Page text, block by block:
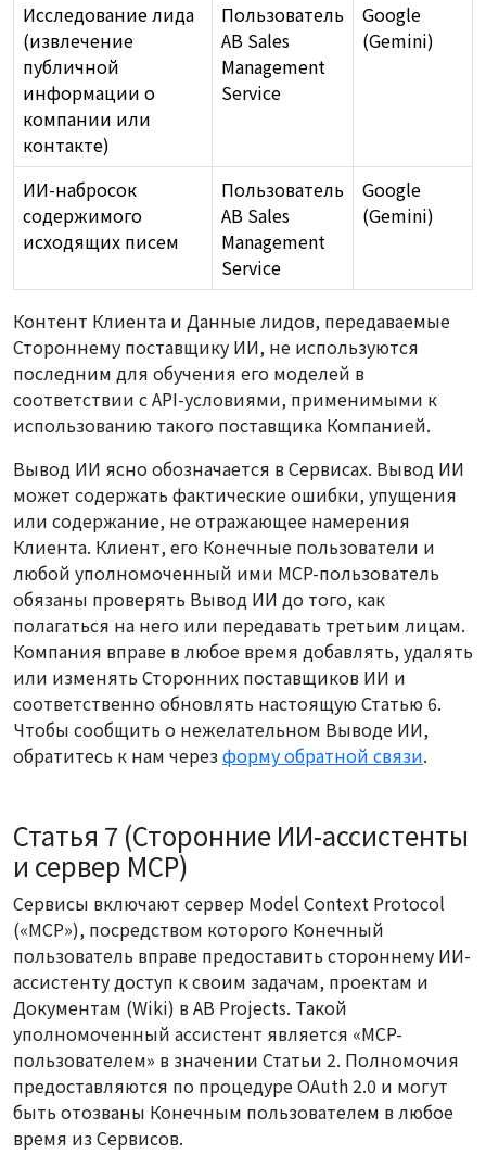
Исследование лида
(извлечение
публичной
информации о
компании или
контакте)
Пользователь
AB Sales
Management
Service
Google
(Gemini)
ИИ-набросок
содержимого
исходящих писем
Пользователь
AB Sales
Management
Service
Google
(Gemini)
Контент Клиента и Данные лидов, передаваемые
Стороннему поставщику ИИ, не используются
последним для обучения его моделей в
соответствии с API-условиями, применимыми к
использованию такого поставщика Компанией.
Вывод ИИ ясно обозначается в Сервисах. Вывод ИИ
может содержать фактические ошибки, упущения
или содержание, не отражающее намерения
Клиента. Клиент, его Конечные пользователи и
любой уполномоченный ими MCP-пользователь
обязаны проверять Вывод ИИ до того, как
полагаться на него или передавать третьим лицам.
Компания вправе в любое время добавлять, удалять
или изменять Сторонних поставщиков ИИ и
соответственно обновлять настоящую Статью 6.
Чтобы сообщить о нежелательном Выводе ИИ,
обратитесь к нам черезформу обратной связи.
Статья 7 (Сторонние ИИ-ассистенты
и сервер MCP)
Сервисы включают сервер Model Context Protocol
(«MCP»), посредством которого Конечный
пользователь вправе предоставить стороннему ИИ-
ассистенту доступ к своим задачам, проектам и
Документам (Wiki) в AB Projects. Такой
уполномоченный ассистент является «MCP-
пользователем» в значении Статьи 2. Полномочия
предоставляются по процедуре OAuth 2.0 и могут
быть отозваны Конечным пользователем в любое
время из Сервисов.